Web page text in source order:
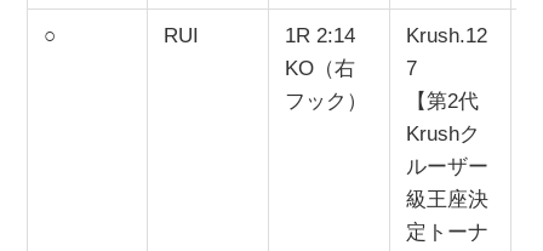
○ RUI
1R 2:14
KO（右
フック）
Krush.12
7
【第2代
Krushク
ルーザー
級王座決
定トーナ